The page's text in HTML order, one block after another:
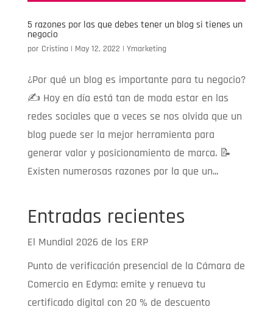
5 razones por las que debes tener un blog si tienes un
negocio
por Cristina | May 12, 2022 | Ymarketing
¿Por qué un blog es importante para tu negocio?
✍️ Hoy en día está tan de moda estar en las
redes sociales que a veces se nos olvida que un
blog puede ser la mejor herramienta para
generar valor y posicionamiento de marca. 📝
Existen numerosas razones por la que un...
Entradas recientes
El Mundial 2026 de los ERP
Punto de verificación presencial de la Cámara de
Comercio en Edyma: emite y renueva tu
certificado digital con 20 % de descuento